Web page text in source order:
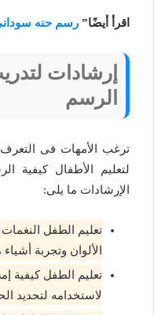
اقرأ أيضًا” رسم حنه
إرشادات
الرسم
ترغب الأمهات فى
لتعليم الأطفال كيفية
الإرشادات ما يلى:
تعليم الطفل
الألوان وتجربة
تعليم الطفل كيفية
لاستخدامه لتحديد